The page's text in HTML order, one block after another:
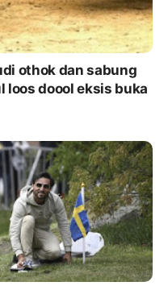
othok dan sabung
loos doool eksis buka